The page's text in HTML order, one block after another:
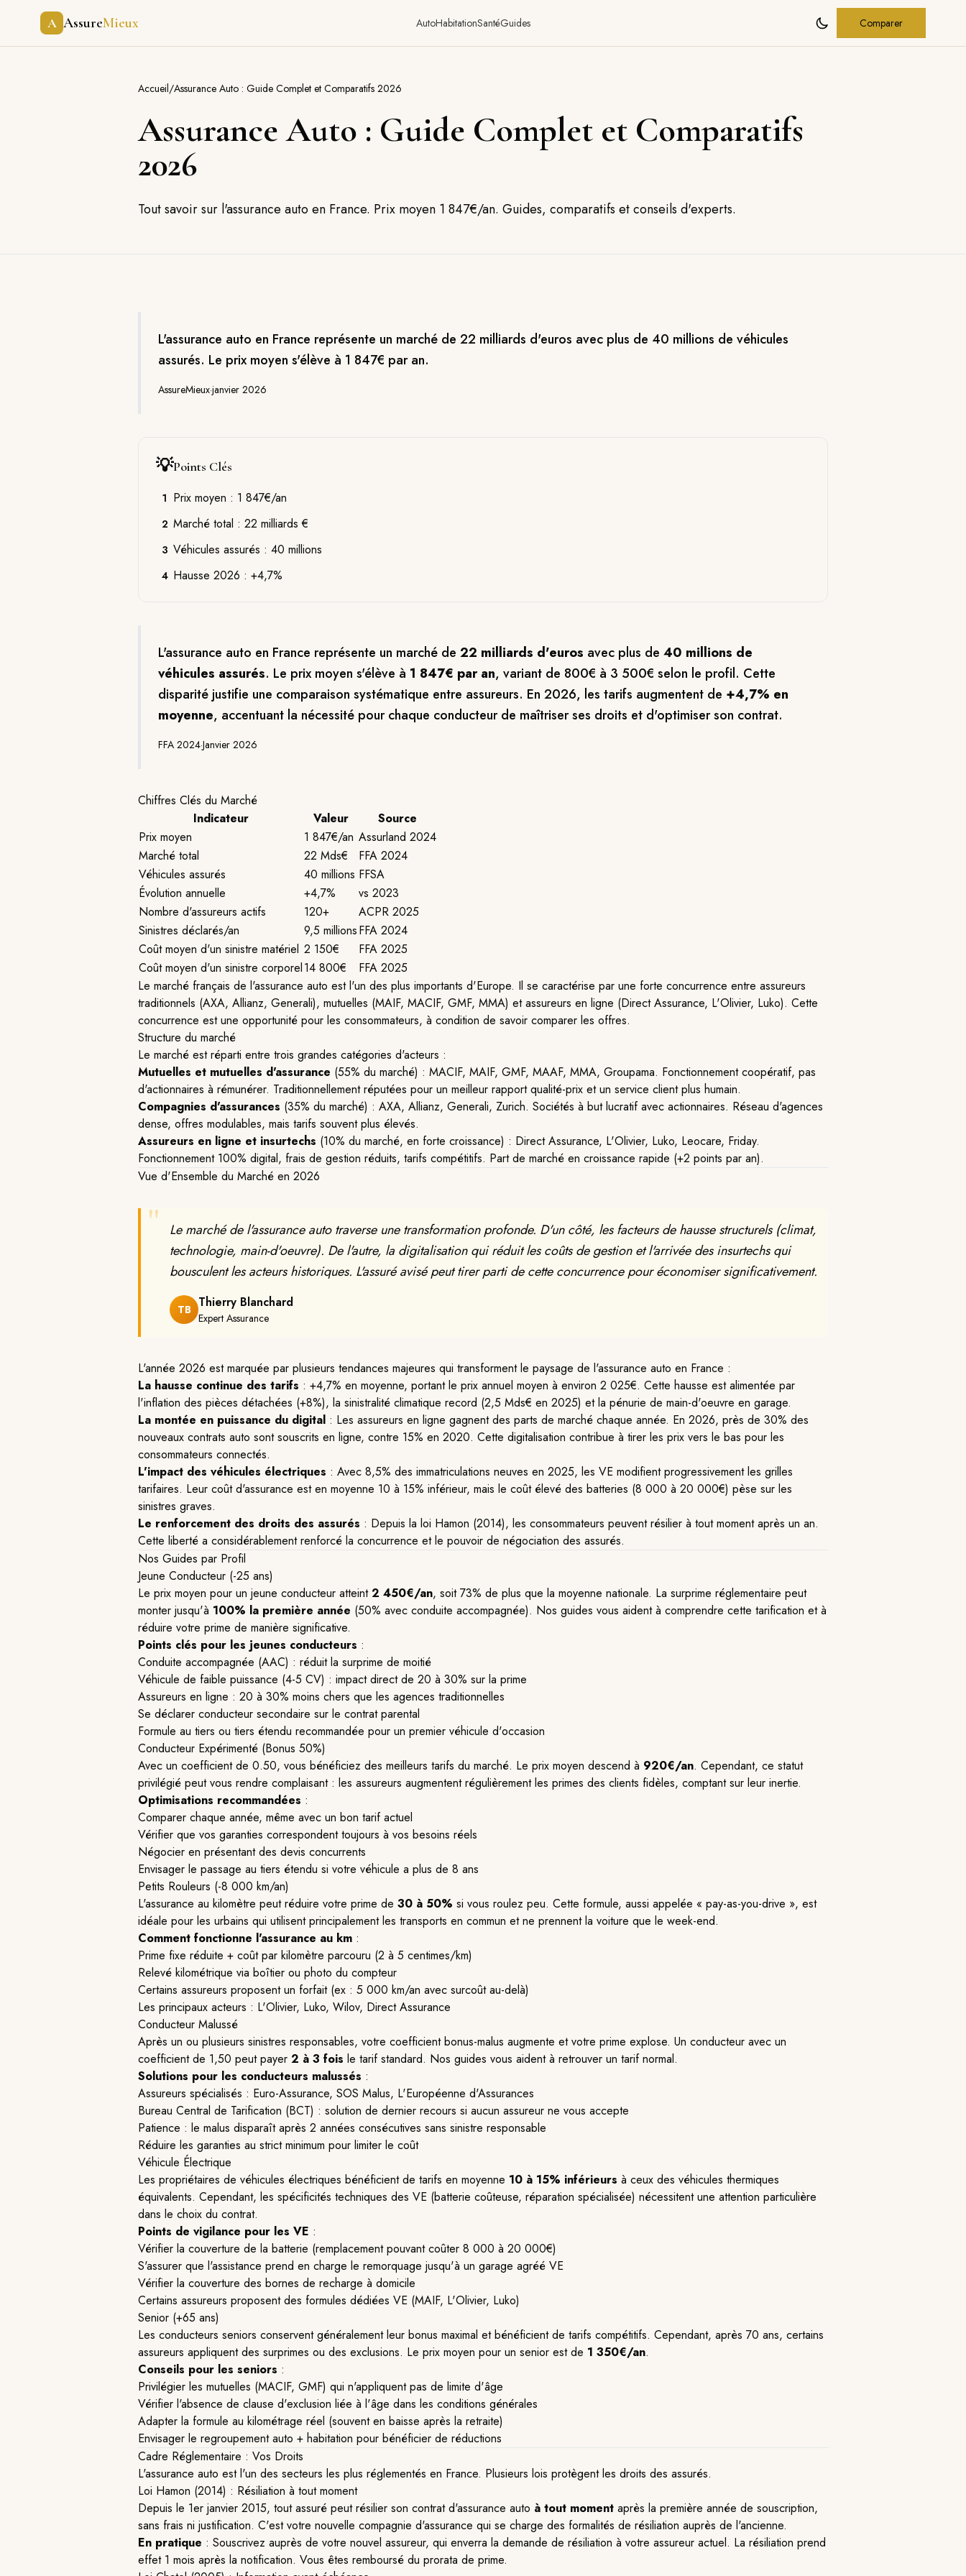
A AssureMieux AutoHabitationSantéGuides Comparer
Accueil/Assurance Auto : Guide Complet et Comparatifs 2026
Assurance Auto : Guide Complet et Comparatifs
2026
Tout savoir sur l'assurance auto en France. Prix moyen 1 847€/an. Guides, comparatifs et conseils d'experts.
L'assurance auto en France représente un marché de 22 milliards d'euros avec plus de 40 millions de véhicules
assurés. Le prix moyen s'élève à 1 847€ par an.
AssureMieux·janvier 2026
💡Points Clés
1 Prix moyen : 1 847€/an
2 Marché total : 22 milliards €
3 Véhicules assurés : 40 millions
4 Hausse 2026 : +4,7%
L'assurance auto en France représente un marché de 22 milliards d'euros avec plus de 40 millions de
véhicules assurés. Le prix moyen s'élève à 1 847€ par an, variant de 800€ à 3 500€ selon le profil. Cette
disparité justifie une comparaison systématique entre assureurs. En 2026, les tarifs augmentent de +4,7% en
moyenne, accentuant la nécessité pour chaque conducteur de maîtriser ses droits et d'optimiser son contrat.
FFA 2024·Janvier 2026
Chiffres Clés du Marché
Indicateur
Valeur
Source
Prix moyen
1 847€/an Assurland 2024
Marché total
22 Mds€
FFA 2024
Véhicules assurés
40 millions FFSA
Évolution annuelle
+4,7%
vs 2023
Nombre d'assureurs actifs
120+
ACPR 2025
Sinistres déclarés/an
9,5 millionsFFA 2024
Coût moyen d'un sinistre matériel 2 150€
FFA 2025
Coût moyen d'un sinistre corporel14 800€
FFA 2025
Le marché français de l'assurance auto est l'un des plus importants d'Europe. Il se caractérise par une forte concurrence entre assureurs
traditionnels (AXA, Allianz, Generali), mutuelles (MAIF, MACIF, GMF, MMA) et assureurs en ligne (Direct Assurance, L'Olivier, Luko). Cette
concurrence est une opportunité pour les consommateurs, à condition de savoir comparer les offres.
Structure du marché
Le marché est réparti entre trois grandes catégories d'acteurs :
Mutuelles et mutuelles d'assurance (55% du marché) : MACIF, MAIF, GMF, MAAF, MMA, Groupama. Fonctionnement coopératif, pas
d'actionnaires à rémunérer. Traditionnellement réputées pour un meilleur rapport qualité-prix et un service client plus humain.
Compagnies d'assurances (35% du marché) : AXA, Allianz, Generali, Zurich. Sociétés à but lucratif avec actionnaires. Réseau d'agences
dense, offres modulables, mais tarifs souvent plus élevés.
Assureurs en ligne et insurtechs (10% du marché, en forte croissance) : Direct Assurance, L'Olivier, Luko, Leocare, Friday.
Fonctionnement 100% digital, frais de gestion réduits, tarifs compétitifs. Part de marché en croissance rapide (+2 points par an).
Vue d'Ensemble du Marché en 2026
"
Le marché de l'assurance auto traverse une transformation profonde. D'un côté, les facteurs de hausse structurels (climat,
technologie, main-d'oeuvre). De l'autre, la digitalisation qui réduit les coûts de gestion et l'arrivée des insurtechs qui
bousculent les acteurs historiques. L'assuré avisé peut tirer parti de cette concurrence pour économiser significativement.
TB Thierry Blanchard
Expert Assurance
L'année 2026 est marquée par plusieurs tendances majeures qui transforment le paysage de l'assurance auto en France :
La hausse continue des tarifs : +4,7% en moyenne, portant le prix annuel moyen à environ 2 025€. Cette hausse est alimentée par
l'inflation des pièces détachées (+8%), la sinistralité climatique record (2,5 Mds€ en 2025) et la pénurie de main-d'oeuvre en garage.
La montée en puissance du digital : Les assureurs en ligne gagnent des parts de marché chaque année. En 2026, près de 30% des
nouveaux contrats auto sont souscrits en ligne, contre 15% en 2020. Cette digitalisation contribue à tirer les prix vers le bas pour les
consommateurs connectés.
L'impact des véhicules électriques : Avec 8,5% des immatriculations neuves en 2025, les VE modifient progressivement les grilles
tarifaires. Leur coût d'assurance est en moyenne 10 à 15% inférieur, mais le coût élevé des batteries (8 000 à 20 000€) pèse sur les
sinistres graves.
Le renforcement des droits des assurés : Depuis la loi Hamon (2014), les consommateurs peuvent résilier à tout moment après un an.
Cette liberté a considérablement renforcé la concurrence et le pouvoir de négociation des assurés.
Nos Guides par Profil
Jeune Conducteur (-25 ans)
Le prix moyen pour un jeune conducteur atteint2 450€/an, soit 73% de plus que la moyenne nationale. La surprime réglementaire peut
monter jusqu'à 100% la première année (50% avec conduite accompagnée). Nos guides vous aident à comprendre cette tarification et à
réduire votre prime de manière significative.
Points clés pour les jeunes conducteurs :
Conduite accompagnée (AAC) : réduit la surprime de moitié
Véhicule de faible puissance (4-5 CV) : impact direct de 20 à 30% sur la prime
Assureurs en ligne : 20 à 30% moins chers que les agences traditionnelles
Se déclarer conducteur secondaire sur le contrat parental
Formule au tiers ou tiers étendu recommandée pour un premier véhicule d'occasion
Conducteur Expérimenté (Bonus 50%)
Avec un coefficient de 0.50, vous bénéficiez des meilleurs tarifs du marché. Le prix moyen descend à 920€/an. Cependant, ce statut
privilégié peut vous rendre complaisant : les assureurs augmentent régulièrement les primes des clients fidèles, comptant sur leur inertie.
Optimisations recommandées :
Comparer chaque année, même avec un bon tarif actuel
Vérifier que vos garanties correspondent toujours à vos besoins réels
Négocier en présentant des devis concurrents
Envisager le passage au tiers étendu si votre véhicule a plus de 8 ans
Petits Rouleurs (-8 000 km/an)
L'assurance au kilomètre peut réduire votre prime de 30 à 50% si vous roulez peu. Cette formule, aussi appelée « pay-as-you-drive », est
idéale pour les urbains qui utilisent principalement les transports en commun et ne prennent la voiture que le week-end.
Comment fonctionne l'assurance au km :
Prime fixe réduite + coût par kilomètre parcouru (2 à 5 centimes/km)
Relevé kilométrique via boîtier ou photo du compteur
Certains assureurs proposent un forfait (ex : 5 000 km/an avec surcoût au-delà)
Les principaux acteurs : L'Olivier, Luko, Wilov, Direct Assurance
Conducteur Malussé
Après un ou plusieurs sinistres responsables, votre coefficient bonus-malus augmente et votre prime explose. Un conducteur avec un
coefficient de 1,50 peut payer 2 à 3 fois le tarif standard. Nos guides vous aident à retrouver un tarif normal.
Solutions pour les conducteurs malussés :
Assureurs spécialisés : Euro-Assurance, SOS Malus, L'Européenne d'Assurances
Bureau Central de Tarification (BCT) : solution de dernier recours si aucun assureur ne vous accepte
Patience : le malus disparaît après 2 années consécutives sans sinistre responsable
Réduire les garanties au strict minimum pour limiter le coût
Véhicule Électrique
Les propriétaires de véhicules électriques bénéficient de tarifs en moyenne 10 à 15% inférieurs à ceux des véhicules thermiques
équivalents. Cependant, les spécificités techniques des VE (batterie coûteuse, réparation spécialisée) nécessitent une attention particulière
dans le choix du contrat.
Points de vigilance pour les VE :
Vérifier la couverture de la batterie (remplacement pouvant coûter 8 000 à 20 000€)
S'assurer que l'assistance prend en charge le remorquage jusqu'à un garage agréé VE
Vérifier la couverture des bornes de recharge à domicile
Certains assureurs proposent des formules dédiées VE (MAIF, L'Olivier, Luko)
Senior (+65 ans)
Les conducteurs seniors conservent généralement leur bonus maximal et bénéficient de tarifs compétitifs. Cependant, après 70 ans, certains
assureurs appliquent des surprimes ou des exclusions. Le prix moyen pour un senior est de 1 350€/an.
Conseils pour les seniors :
Privilégier les mutuelles (MACIF, GMF) qui n'appliquent pas de limite d'âge
Vérifier l'absence de clause d'exclusion liée à l'âge dans les conditions générales
Adapter la formule au kilométrage réel (souvent en baisse après la retraite)
Envisager le regroupement auto + habitation pour bénéficier de réductions
Cadre Réglementaire : Vos Droits
L'assurance auto est l'un des secteurs les plus réglementés en France. Plusieurs lois protègent les droits des assurés.
Loi Hamon (2014) : Résiliation à tout moment
Depuis le 1er janvier 2015, tout assuré peut résilier son contrat d'assurance auto à tout moment après la première année de souscription,
sans frais ni justification. C'est votre nouvelle compagnie d'assurance qui se charge des formalités de résiliation auprès de l'ancienne.
En pratique : Souscrivez auprès de votre nouvel assureur, qui enverra la demande de résiliation à votre assureur actuel. La résiliation prend
effet 1 mois après la notification. Vous êtes remboursé du prorata de prime.